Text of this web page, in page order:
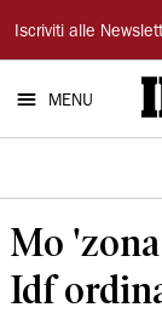
Il
Tirreno
Iscriviti alle
MENU
Mo
Idf